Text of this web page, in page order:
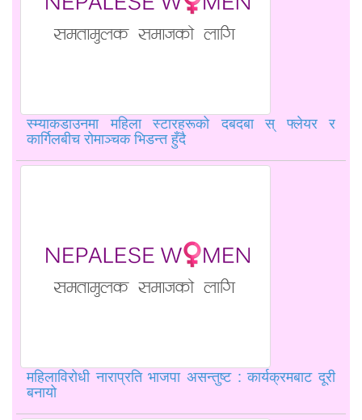
स्म्याकडाउनमा महिला स्टारहरूको दबदबा स् फ्लेयर र
कार्गिलबीच रोमाञ्चक भिडन्त हुँदै
महिलाविरोधी नाराप्रति भाजपा असन्तुष्ट : कार्यक्रमबाट दूरी
बनायो